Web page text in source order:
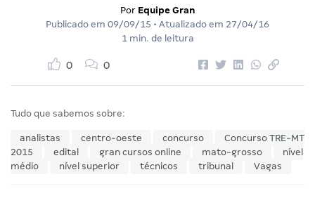
Por Equipe Gran
Publicado em 09/09/15 • Atualizado em 27/04/16
1 min. de leitura
0 0
Tudo que sabemos sobre:
analistas centro-oeste concurso
Concurso TRE-MT
2015
edital gran cursos online mato-grosso
nível
médio
nível superior técnicos tribunal Vagas